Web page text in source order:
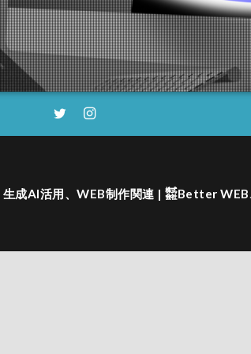
生成AI活用、WEB制作関連 | ㍿Better WEB.